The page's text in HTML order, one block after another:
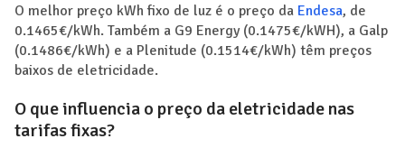
O melhor preço kWh fixo de luz é o preço da Endesa, de
0.1465€/kWh. Também a G9 Energy (0.1475€/kWH), a Galp
(0.1486€/kWh) e a Plenitude (0.1514€/kWh) têm preços
baixos de eletricidade.
O que influencia o preço da eletricidade nas
tarifas fixas?